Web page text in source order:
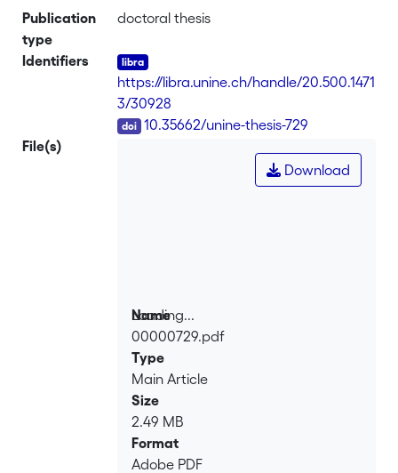
Publication
type
doctoral thesis
Identifiers
https://libra.unine.ch/handle/20.500.1471
3/30928
10.35662/unine-thesis-729
File(s)
Loading...
Loading...
Download
Name
00000729.pdf
Type
Main Article
Size
2.49 MB
Format
Adobe PDF